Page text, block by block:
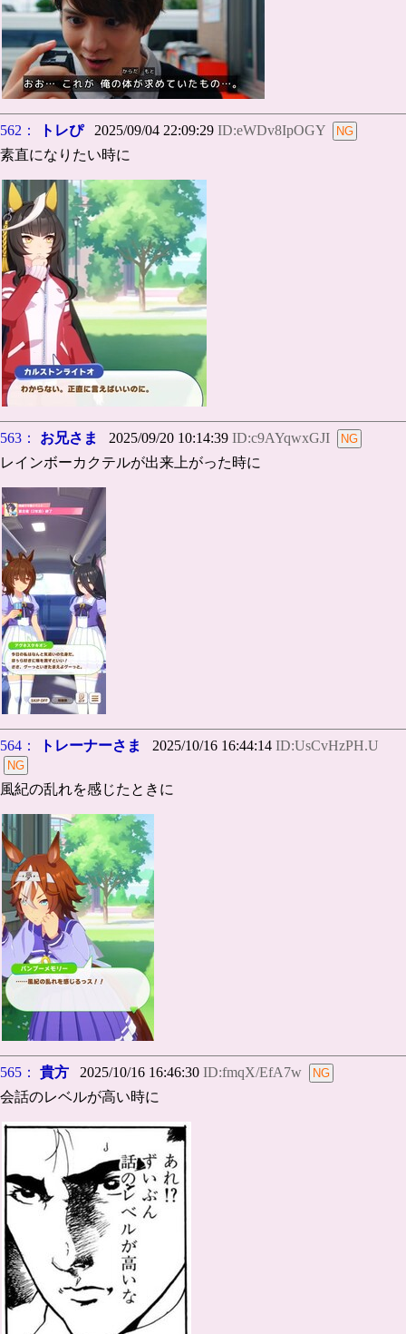
562： トレぴ2025/09/04 22:09:29 ID:eWDv8IpOGY
素直になりたい時に
563： お兄さま 2025/09/20 10:14:39 ID:c9AYqwxGJI
レインボーカクテルが出来上がった時に
564： トレーナーさま 2025/10/16 16:44:14 ID:UsCvHzPH.U
風紀の乱れを感じたときに
565： 貴方 2025/10/16 16:46:30 ID:fmqX/EfA7w
会話のレベルが高い時に